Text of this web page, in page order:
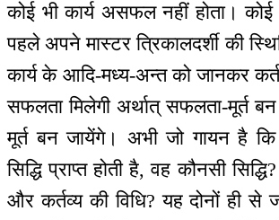
कोई भी कार्य असफल नहीं होता।
पहले अपने मास्टर त्रिकालदर्शी की
कार्य के आदि-मध्य-अन्त को जानकर
सफलता मिलेगी अर्थात् सफलता-मूर्त बन
मूर्त बन जायेंगे। अभी जो गायन है कि
सिद्धि प्राप्त होती है, वह कौनसी
और कर्तव्य की विधि? यह दोनों ही से